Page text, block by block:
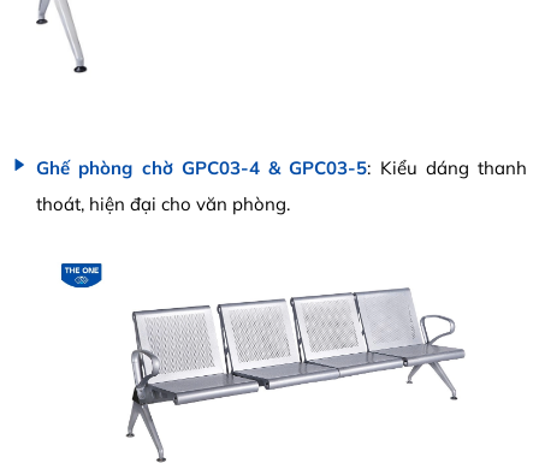
Ghế phòng chờ GPC03-4 & GPC03-5: Kiểu dáng thanh
thoát, hiện đại cho văn phòng.